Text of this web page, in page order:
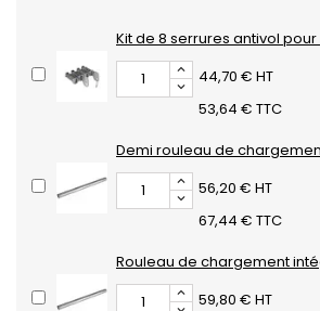
Kit de 8 serrures antivol
44,70 € HT
53,64 € TTC
Demi rouleau de
56,20 € HT
67,44 € TTC
Rouleau de chargement
59,80 € HT